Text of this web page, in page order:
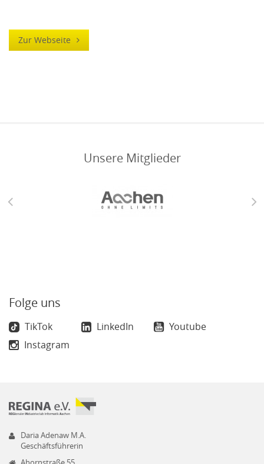
Zur Webseite
Unsere Mitglieder
Folge uns
TikTok LinkedIn
Youtube
Instagram
Daria Adenaw M.A.
Geschäftsführerin